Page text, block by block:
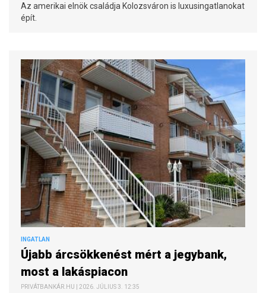
Az amerikai elnök családja Kolozsváron is luxusingatlanokat
épít.
INGATLAN
Újabb árcsökkenést mért a jegybank,
most a lakáspiacon
PRIVÁTBANKÁR.HU | 2026. JÚLIUS 3. 12:35